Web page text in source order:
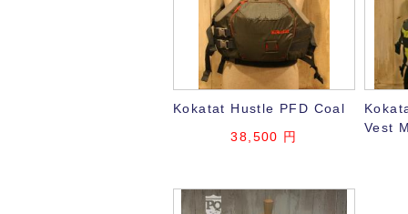
Kokatat Hustle PFD Coal
38,500 円
Vest